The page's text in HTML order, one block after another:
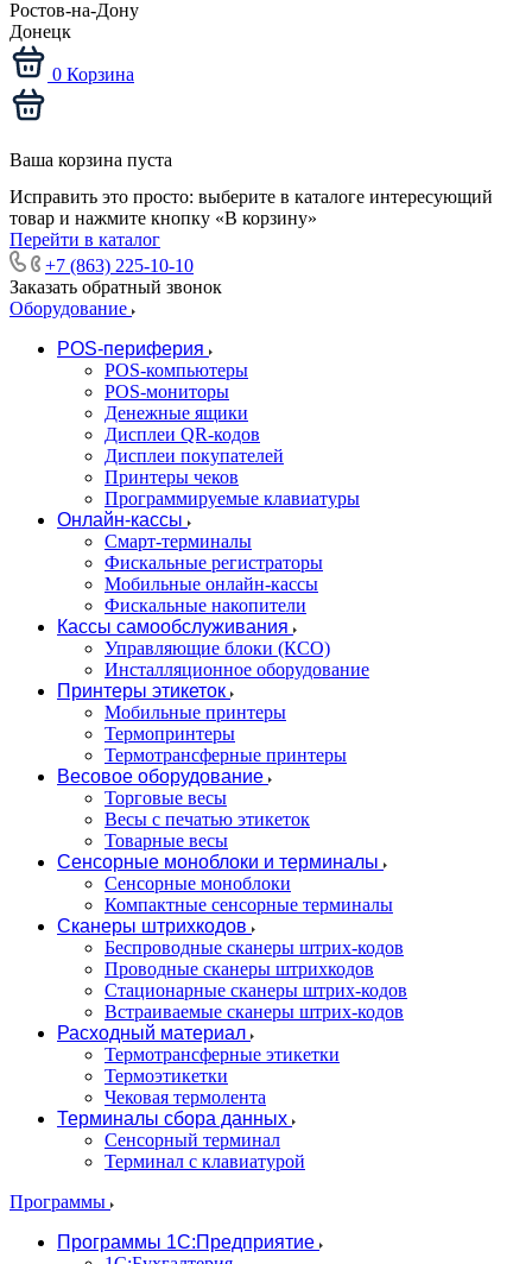
Ростов-на-Дону
Донецк
0 Корзина
Ваша корзина пуста
Исправить это просто: выберите в каталоге интересующий
товар и нажмите кнопку «В корзину»
Перейти в каталог
+7 (863) 225-10-10
Заказать обратный звонок
Оборудование
POS-периферия
POS-компьютеры
POS-мониторы
Денежные ящики
Дисплеи QR-кодов
Дисплеи покупателей
Принтеры чеков
Программируемые клавиатуры
Онлайн-кассы
Смарт-терминалы
Фискальные регистраторы
Мобильные онлайн-кассы
Фискальные накопители
Кассы самообслуживания
Управляющие блоки (КСО)
Инсталляционное оборудование
Принтеры этикеток
Мобильные принтеры
Термопринтеры
Термотрансферные принтеры
Весовое оборудование
Торговые весы
Весы с печатью этикеток
Товарные весы
Сенсорные моноблоки и терминалы
Сенсорные моноблоки
Компактные сенсорные терминалы
Сканеры штрихкодов
Беспроводные сканеры штрих-кодов
Проводные сканеры штрихкодов
Стационарные сканеры штрих-кодов
Встраиваемые сканеры штрих-кодов
Расходный материал
Термотрансферные этикетки
Термоэтикетки
Чековая термолента
Терминалы сбора данных
Сенсорный терминал
Терминал с клавиатурой
Программы
Программы 1С:Предприятие